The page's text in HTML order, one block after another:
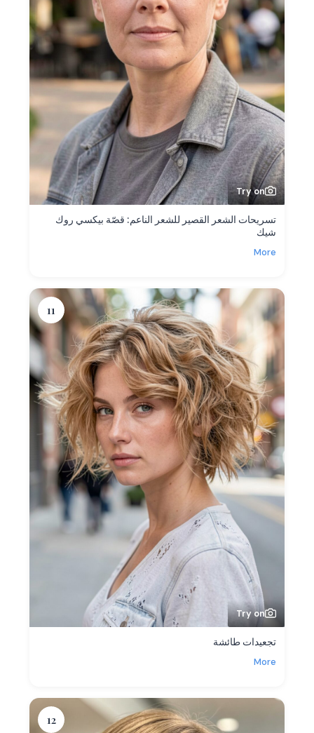
Try on
تسريحات الشعر القصير للشعر الناعم: قصّة بيكسي روك
شيك
More
11
Try on
تجعيدات طائشة
More
12